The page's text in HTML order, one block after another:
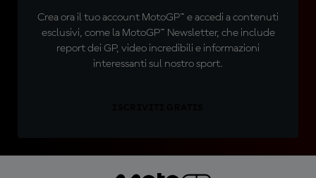
Crea ora il tuo account MotoGP™ e accedi a contenuti
esclusivi, come la MotoGP™ Newsletter, che include
report dei GP, video incredibili e informazioni
interessanti sul nostro sport.